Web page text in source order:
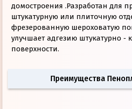
домостроения .Разработан для
штукатурную или плиточную
фрезерованную шероховатую
улучшает адгезию штукатурно -
поверхности.
Преимущества